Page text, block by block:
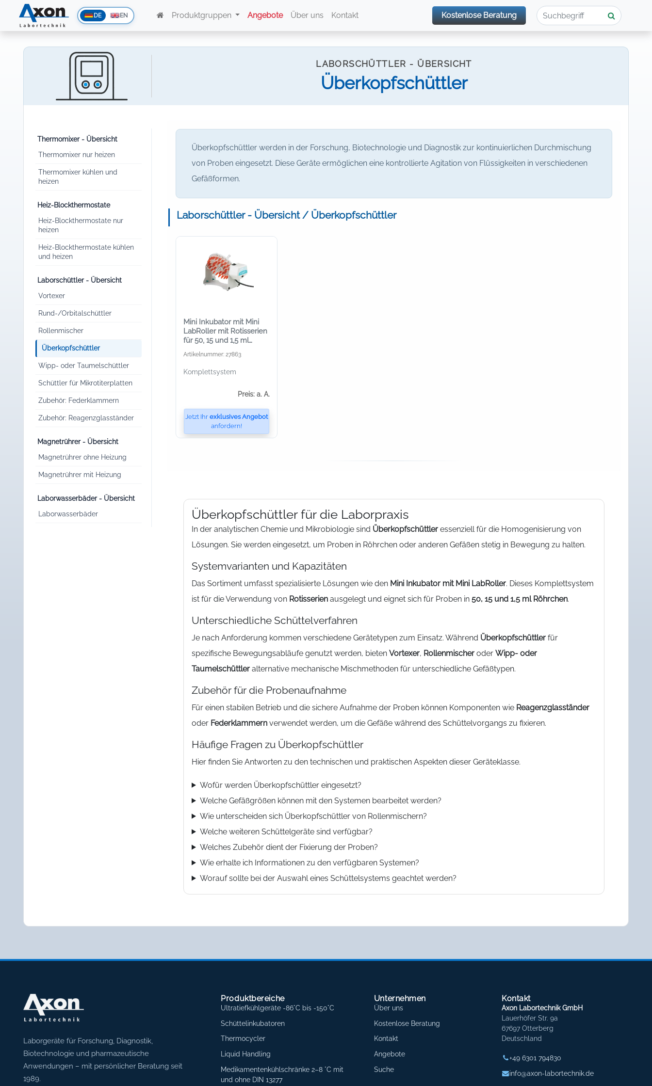
DE EN Produktgruppen Angebote Über uns Kontakt Kostenlose Beratung
LABORSCHÜTTLER - ÜBERSICHT
Überkopfschüttler
Thermomixer - Übersicht
Thermomixer nur heizen
Thermomixer kühlen und
heizen
Heiz-Blockthermostate
Heiz-Blockthermostate nur
heizen
Heiz-Blockthermostate kühlen
und heizen
Laborschüttler - Übersicht
Vortexer
Rund-/Orbitalschüttler
Rollenmischer
Überkopfschüttler
Wipp- oder Taumelschüttler
Schüttler für Mikrotiterplatten
Zubehör: Federklammern
Zubehör: Reagenzglasständer
Magnetrührer - Übersicht
Magnetrührer ohne Heizung
Magnetrührer mit Heizung
Laborwasserbäder - Übersicht
Laborwasserbäder
Überkopfschüttler werden in der Forschung, Biotechnologie und Diagnostik zur kontinuierlichen Durchmischung
von Proben eingesetzt. Diese Geräte ermöglichen eine kontrollierte Agitation von Flüssigkeiten in verschiedenen
Gefäßformen.
Laborschüttler - Übersicht / Überkopfschüttler
Mini Inkubator mit Mini
LabRoller mit Rotisserien
für 50, 15 und 1,5 ml
Röhrchen
Artikelnummer: 27863
Komplettsystem
Preis: a. A.
Jetzt Ihr exklusives Angebot
anfordern!
Überkopfschüttler für die Laborpraxis
In der analytischen Chemie und Mikrobiologie sind Überkopfschüttler essenziell für die Homogenisierung von
Lösungen. Sie werden eingesetzt, um Proben in Röhrchen oder anderen Gefäßen stetig in Bewegung zu halten.
Systemvarianten und Kapazitäten
Das Sortiment umfasst spezialisierte Lösungen wie den Mini Inkubator mit Mini LabRoller. Dieses Komplettsystem
ist für die Verwendung von Rotisserien ausgelegt und eignet sich für Proben in 50, 15 und 1,5 ml Röhrchen.
Unterschiedliche Schüttelverfahren
Je nach Anforderung kommen verschiedene Gerätetypen zum Einsatz. Während Überkopfschüttler für
spezifische Bewegungsabläufe genutzt werden, bieten Vortexer, Rollenmischer oder Wipp- oder
Taumelschüttler alternative mechanische Mischmethoden für unterschiedliche Gefäßtypen.
Zubehör für die Probenaufnahme
Für einen stabilen Betrieb und die sichere Aufnahme der Proben können Komponenten wie Reagenzglasständer
oder Federklammern verwendet werden, um die Gefäße während des Schüttelvorgangs zu fixieren.
Häufige Fragen zu Überkopfschüttler
Hier finden Sie Antworten zu den technischen und praktischen Aspekten dieser Geräteklasse.
Wofür werden Überkopfschüttler eingesetzt?
Welche Gefäßgrößen können mit den Systemen bearbeitet werden?
Wie unterscheiden sich Überkopfschüttler von Rollenmischern?
Welche weiteren Schüttelgeräte sind verfügbar?
Welches Zubehör dient der Fixierung der Proben?
Wie erhalte ich Informationen zu den verfügbaren Systemen?
Worauf sollte bei der Auswahl eines Schüttelsystems geachtet werden?
Axon Labortechnik
Laborgeräte für Forschung, Diagnostik,
Biotechnologie und pharmazeutische
Anwendungen – mit persönlicher Beratung seit
1989.
Produktbereiche
Ultratiefkühlgeräte -86°C bis -150°C
Schüttelinkubatoren
Thermocycler
Liquid Handling
Medikamentenkühlschränke 2–8 °C mit
und ohne DIN 13277
Unternehmen
Über uns
Kostenlose Beratung
Kontakt
Angebote
Suche
Kontakt
Axon Labortechnik GmbH
Lauerhöfer Str. 9a
67697 Otterberg
Deutschland
+49 6301 794830
info@axon-labortechnik.de